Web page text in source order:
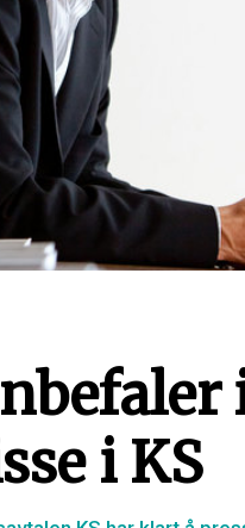
i KS